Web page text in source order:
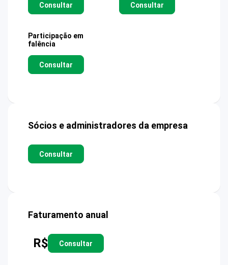
Consultar Consultar
Participação em
falência
Consultar
Sócios e administradores da empresa
Consultar
Faturamento anual
R$ Consultar